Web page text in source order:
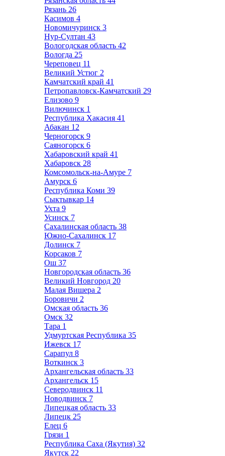
Рязань 26
Касимов 4
Новомичуринск 3
Нур-Султан 43
Вологодская область 42
Вологда 25
Череповец 11
Великий Устюг 2
Камчатский край 41
Петропавловск-Камчатский 29
Елизово 9
Вилючинск 1
Республика Хакасия 41
Абакан 12
Черногорск 9
Саяногорск 6
Хабаровский край 41
Хабаровск 28
Комсомольск-на-Амуре 7
Амурск 6
Республика Коми 39
Сыктывкар 14
Ухта 9
Усинск 7
Сахалинская область 38
Южно-Сахалинск 17
Долинск 7
Корсаков 7
Ош 37
Новгородская область 36
Великий Новгород 20
Малая Вишера 2
Боровичи 2
Омская область 36
Омск 32
Тара 1
Удмуртская Республика 35
Ижевск 17
Сарапул 8
Воткинск 3
Архангельская область 33
Архангельск 15
Северодвинск 11
Новодвинск 7
Липецкая область 33
Липецк 25
Елец 6
Грязи 1
Республика Саха (Якутия) 32
Якутск 22